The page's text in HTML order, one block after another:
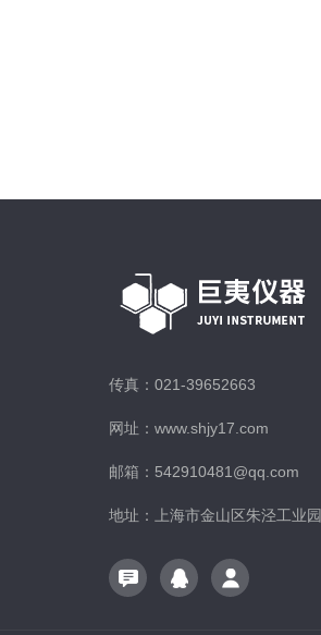
传真：021-39652663
网址：www.shjy17.com
邮箱：542910481@qq.com
地址：上海市金山区朱泾工业园